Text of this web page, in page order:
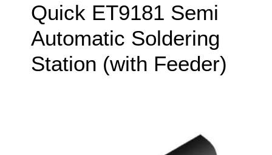
Quick ET9181 Semi
Automatic Soldering
Station (with Feeder)